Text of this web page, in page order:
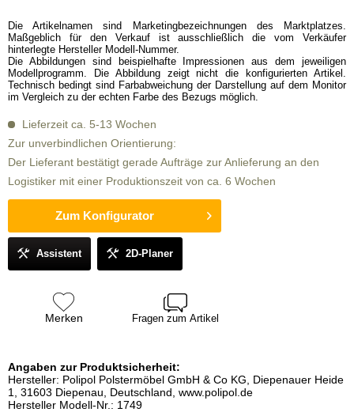
Die Artikelnamen sind Marketingbezeichnungen des Marktplatzes.
Maßgeblich für den Verkauf ist ausschließlich die vom Verkäufer
hinterlegte Hersteller Modell-Nummer.
Die Abbildungen sind beispielhafte Impressionen aus dem jeweiligen
Modellprogramm. Die Abbildung zeigt nicht die konfigurierten Artikel.
Technisch bedingt sind Farbabweichung der Darstellung auf dem Monitor
im Vergleich zu der echten Farbe des Bezugs möglich.
Lieferzeit ca. 5-13 Wochen
Zur unverbindlichen Orientierung:
Der Lieferant bestätigt gerade Aufträge zur Anlieferung an den
Logistiker mit einer Produktionszeit von ca. 6 Wochen
Zum Konfigurator
Assistent 2D-Planer
Merken Fragen zum Artikel
Angaben zur Produktsicherheit:
Hersteller: Polipol Polstermöbel GmbH & Co KG, Diepenauer Heide
1, 31603 Diepenau, Deutschland, www.polipol.de
Hersteller Modell-Nr.: 1749